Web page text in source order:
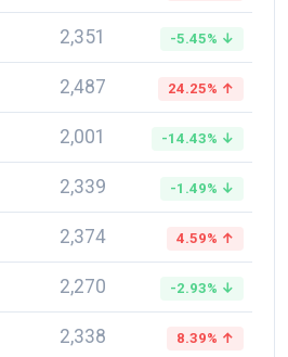
2,351 -5.45% ↓
2,487 24.25% ↑
2,001 -14.43% ↓
2,339 -1.49% ↓
2,374 4.59% ↑
2,270 -2.93% ↓
2,338 8.39% ↑